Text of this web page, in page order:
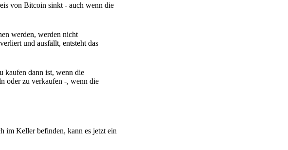
von Bitcoin sinkt - auch wenn die
werden, werden nicht
und ausfällt, entsteht das
kaufen dann ist, wenn die
oder zu verkaufen -, wenn die
im Keller befinden, kann es jetzt ein